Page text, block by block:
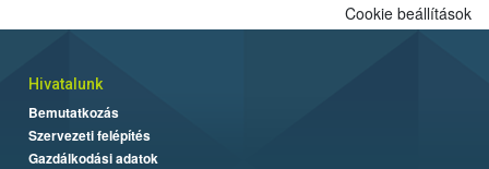
Cookie beállítások
Hivatalunk
Bemutatkozás
Szervezeti felépítés
Gazdálkodási adatok